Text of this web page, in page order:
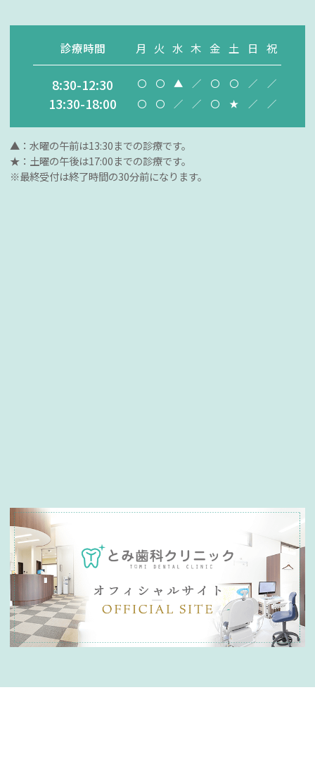
診療時間 月 火 水 木 金 土 日 祝
8:30-12:30 〇 〇 ▲ ／ 〇 〇 ／ ／
13:30-18:00 〇 〇 ／ ／ 〇 ★ ／ ／
▲：水曜の午前は13:30までの診療です。
★：土曜の午後は17:00までの診療です。
※最終受付は終了時間の30分前になります。